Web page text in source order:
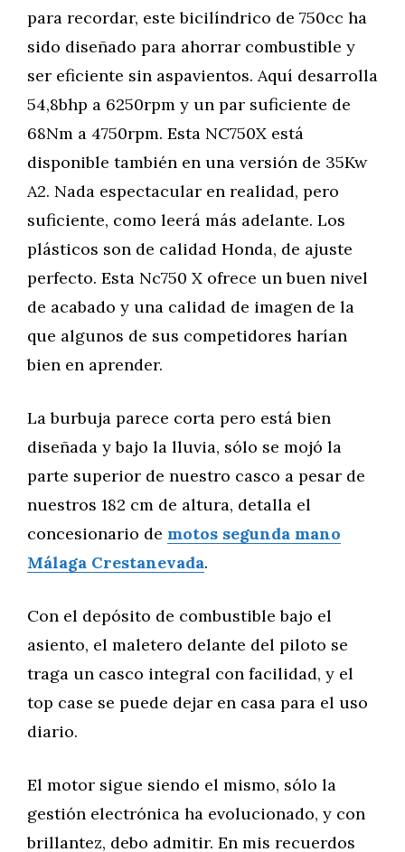
para recordar, este bicilíndrico de 750cc ha
sido diseñado para ahorrar combustible y
ser eficiente sin aspavientos. Aquí desarrolla
54,8bhp a 6250rpm y un par suficiente de
68Nm a 4750rpm. Esta NC750X está
disponible también en una versión de 35Kw
A2. Nada espectacular en realidad, pero
suficiente, como leerá más adelante. Los
plásticos son de calidad Honda, de ajuste
perfecto. Esta Nc750 X ofrece un buen nivel
de acabado y una calidad de imagen de la
que algunos de sus competidores harían
bien en aprender.
La burbuja parece corta pero está bien
diseñada y bajo la lluvia, sólo se mojó la
parte superior de nuestro casco a pesar de
nuestros 182 cm de altura, detalla el
concesionario de motos segunda mano
Málaga Crestanevada.
Con el depósito de combustible bajo el
asiento, el maletero delante del piloto se
traga un casco integral con facilidad, y el
top case se puede dejar en casa para el uso
diario.
El motor sigue siendo el mismo, sólo la
gestión electrónica ha evolucionado, y con
brillantez, debo admitir. En mis recuerdos